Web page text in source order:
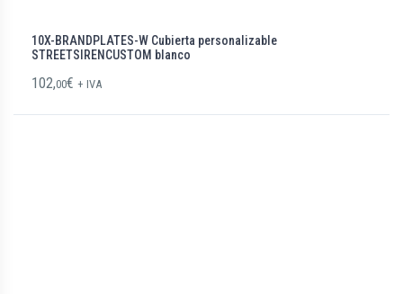
10X-BRANDPLATES-W Cubierta personalizable
STREETSIRENCUSTOM blanco
102,00€ + IVA